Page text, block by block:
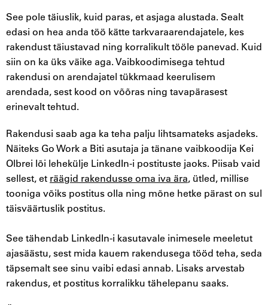
See pole täiuslik, kuid paras, et asjaga alustada. Sealt
edasi on hea anda töö kätte tarkvaraarendajatele, kes
rakendust täiustavad ning korralikult tööle panevad. Kuid
siin on ka üks väike aga. Vaibkoodimisega tehtud
rakendusi on arendajatel tükkmaad keerulisem
arendada, sest kood on võõras ning tavapärasest
erinevalt tehtud.
Rakendusi saab aga ka teha palju lihtsamateks asjadeks.
Näiteks Go Work a Biti asutaja ja tänane vaibkoodija Kei
Olbrei lõi lehekülje LinkedIn-i postituste jaoks. Piisab vaid
sellest, et räägid rakendusse oma iva ära, ütled, millise
tooniga võiks postitus olla ning mõne hetke pärast on sul
täisväärtuslik postitus.
See tähendab LinkedIn-i kasutavale inimesele meeletut
ajasäästu, sest mida kauem rakendusega tööd teha, seda
täpsemalt see sinu vaibi edasi annab. Lisaks arvestab
rakendus, et postitus korralikku tähelepanu saaks.